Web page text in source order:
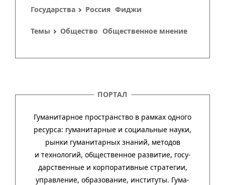
Государства Россия Фиджи
Темы Общество Общественное мнение
ПОРТАЛ
Гуманитарное пространство в рамках одного
ресурса: гума­ни­тар­ные и соци­аль­ные науки,
рынки гума­ни­тар­ных зна­ний, методов
и техно­ло­гий, обще­ст­вен­ное раз­ви­тие, госу­
дар­ст­вен­ные и кор­пора­тив­ные стра­тегии,
управ­ле­ние, обра­зо­ва­ние, инсти­туты. Гума­